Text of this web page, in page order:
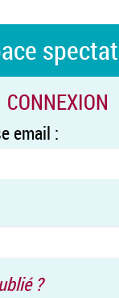
CONNEXION
email :
?